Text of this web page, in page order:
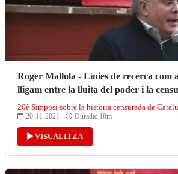
Roger Mallola - Línies de recerca com
lligam entre la lluita del poder i la
20è Simposi sobre la història censurada de
20-11-2021 · Durada: 18m
VISUALITZA